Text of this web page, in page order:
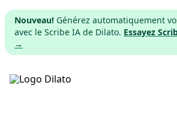
Nouveau! Générez automatiquement
avec le Scribe IA de Dilato. Essayez
→